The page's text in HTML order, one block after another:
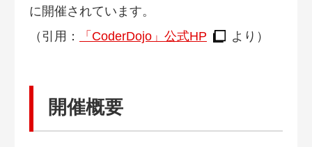
に開催されています。
（引用：
「CoderDojo」公式HP より）
開催概要